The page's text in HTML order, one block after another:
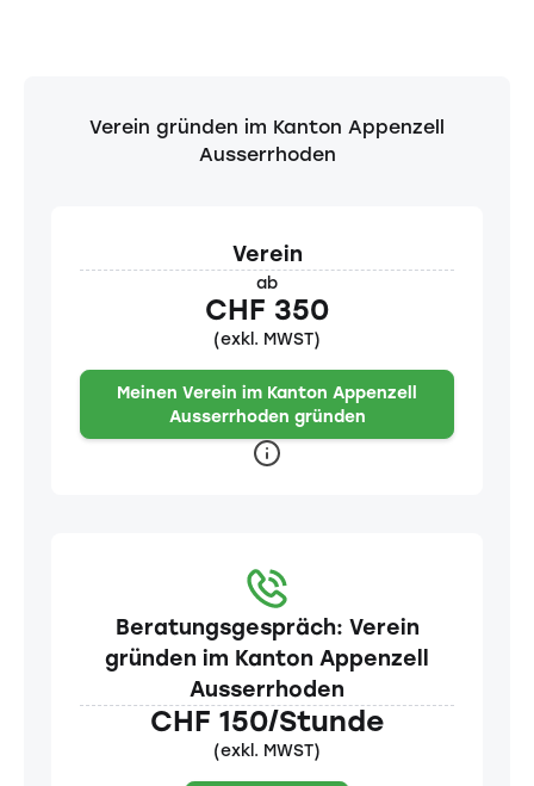
Verein gründen im Kanton Appenzell
Ausserrhoden
Verein
ab
CHF 350
(exkl. MWST)
Meinen Verein im Kanton Appenzell
Ausserrhoden gründen
Beratungsgespräch: Verein
gründen im Kanton Appenzell
Ausserrhoden
CHF 150/Stunde
(exkl. MWST)